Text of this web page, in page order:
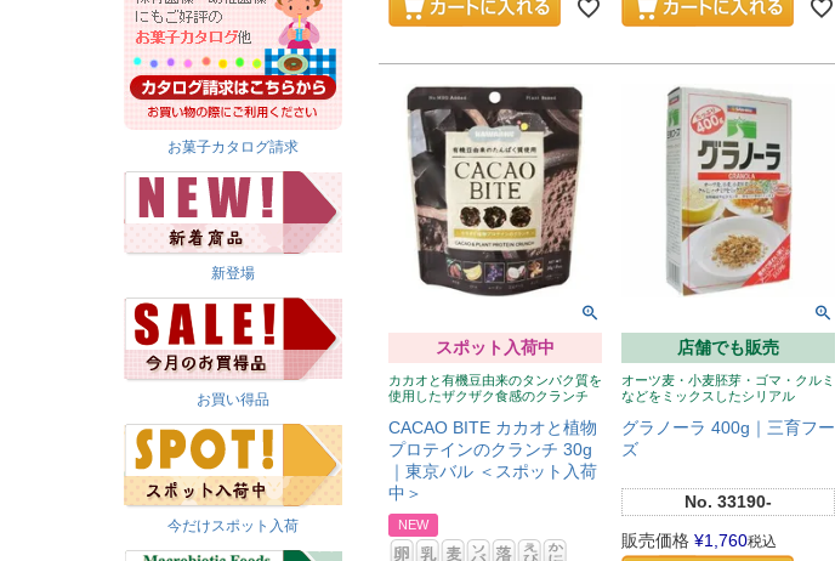
お菓子カタログ請求
新登場
お買い得品
今だけスポット入荷
スポット入荷中
カカオと有機豆由来のタンパク質を
使用したザクザク食感のクランチ
CACAO BITE カカオと植物
プロテインのクランチ 30g
｜東京バル ＜スポット入荷
中＞
NEW
店舗でも販売
オーツ麦・小麦胚芽・ゴマ・クルミ
などをミックスしたシリアル
グラノーラ 400g｜三育フー
ズ
No. 33190-
販売価格 ¥1,760税込